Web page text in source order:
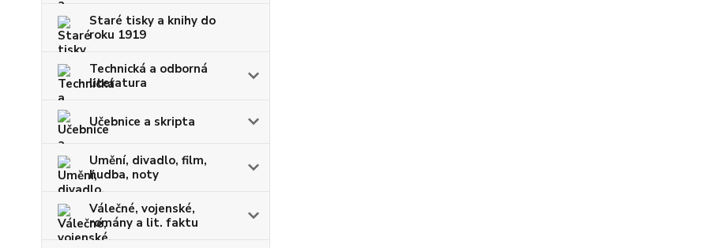
Staré tisky a knihy do
roku 1919
Technická a odborná
literatura
Učebnice a skripta
Umění, divadlo, film,
hudba, noty
Válečné, vojenské,
romány a lit. faktu